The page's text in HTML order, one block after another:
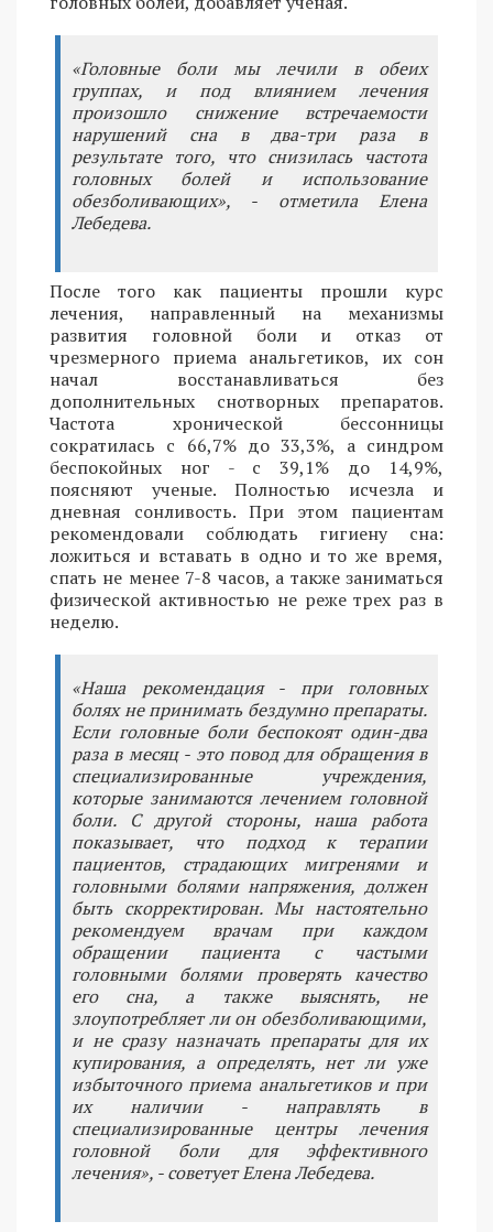
«Головные боли мы лечили в обеих
группах, и под влиянием лечения
произошло снижение встречаемости
нарушений сна в два-три раза в
результате того, что снизилась частота
головных болей и использование
обезболивающих», - отметила Елена
Лебедева.
После того как пациенты прошли курс
лечения, направленный на механизмы
развития головной боли и отказ от
чрезмерного приема анальгетиков, их сон
начал восстанавливаться без
дополнительных снотворных препаратов.
Частота хронической бессонницы
сократилась с 66,7% до 33,3%, а синдром
беспокойных ног - с 39,1% до 14,9%,
поясняют ученые. Полностью исчезла и
дневная сонливость. При этом пациентам
рекомендовали соблюдать гигиену сна:
ложиться и вставать в одно и то же время,
спать не менее 7-8 часов, а также заниматься
физической активностью не реже трех раз в
неделю.
«Наша рекомендация - при головных
болях не принимать бездумно препараты.
Если головные боли беспокоят один-два
раза в месяц - это повод для обращения в
специализированные учреждения,
которые занимаются лечением головной
боли. С другой стороны, наша работа
показывает, что подход к терапии
пациентов, страдающих мигренями и
головными болями напряжения, должен
быть скорректирован. Мы настоятельно
рекомендуем врачам при каждом
обращении пациента с частыми
головными болями проверять качество
его сна, а также выяснять, не
злоупотребляет ли он обезболивающими,
и не сразу назначать препараты для их
купирования, а определять, нет ли уже
избыточного приема анальгетиков и при
их наличии - направлять в
специализированные центры лечения
головной боли для эффективного
лечения», - советует Елена Лебедева.